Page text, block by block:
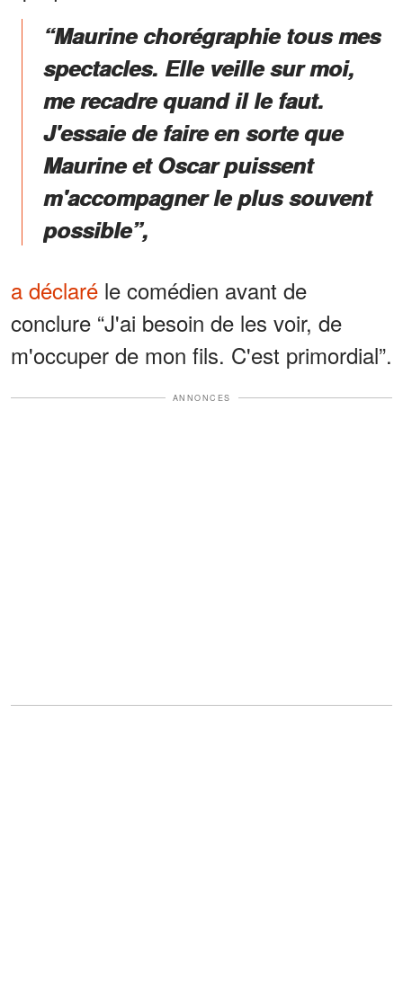
“Maurine chorégraphie tous mes
spectacles. Elle veille sur moi,
me recadre quand il le faut.
J'essaie de faire en sorte que
Maurine et Oscar puissent
m'accompagner le plus souvent
possible”,
a déclaré le comédien avant de
conclure “J'ai besoin de les voir, de
m'occuper de mon fils. C'est primordial”.
ANNONCES